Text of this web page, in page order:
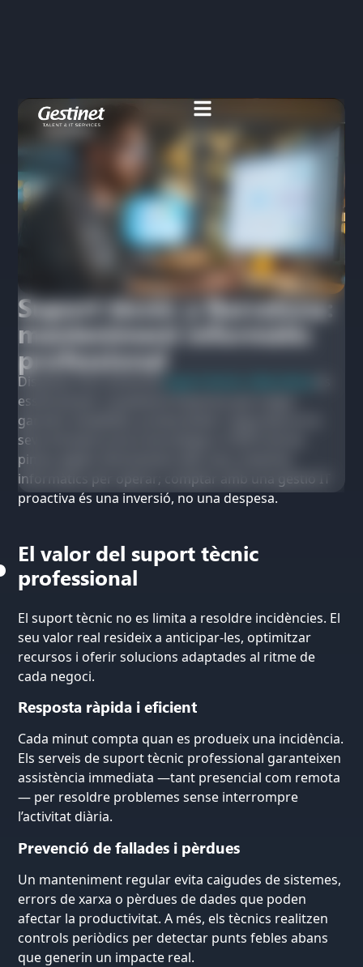
Suport tècnic a Barcelona:
manteniment informàtic
professional
Disposar d’un servei de
essencial per a qualsevol empresa que vulgui
garantir estabilitat, productivitat i seguretat en la
seva infraestructura tecnològica. El 80 % de les
pimes depèn directament dels seus sistemes
informàtics per operar; comptar amb una gestió IT
proactiva és una inversió, no una despesa.
El valor del suport tècnic
professional
El suport tècnic no es limita a resoldre incidències. El
seu valor real resideix a anticipar-les, optimitzar
recursos i oferir solucions adaptades al ritme de
cada negoci.
Resposta ràpida i eficient
Cada minut compta quan es produeix una incidència.
Els serveis de suport tècnic professional garanteixen
assistència immediata —tant presencial com remota
— per resoldre problemes sense interrompre
l’activitat diària.
Prevenció de fallades i pèrdues
Un manteniment regular evita caigudes de sistemes,
errors de xarxa o pèrdues de dades que poden
afectar la productivitat. A més, els tècnics realitzen
controls periòdics per detectar punts febles abans
que generin un impacte real.